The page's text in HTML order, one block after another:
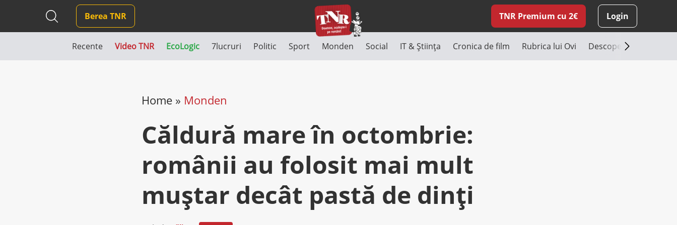
Berea TNR TNR Premium cu 2€ Login
Recente Video TNR EcoLogic 7lucruri Politic Sport Monden Social IT & Știința Cronica de film Rubrica lui Ovi Descoperă România
Home» Monden
Căldură mare în octombrie:
românii au folosit mai mult
muștar decât pastă de dinți